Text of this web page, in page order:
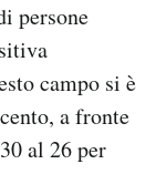
persone
campo si è
a fronte
al 26 per